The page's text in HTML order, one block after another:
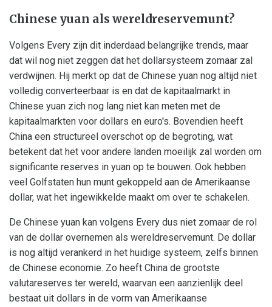
Chinese yuan als wereldreservemunt?
Volgens Every zijn dit inderdaad belangrijke trends, maar
dat wil nog niet zeggen dat het dollarsysteem zomaar zal
verdwijnen. Hij merkt op dat de Chinese yuan nog altijd niet
volledig converteerbaar is en dat de kapitaalmarkt in
Chinese yuan zich nog lang niet kan meten met de
kapitaalmarkten voor dollars en euro's. Bovendien heeft
China een structureel overschot op de begroting, wat
betekent dat het voor andere landen moeilijk zal worden om
significante reserves in yuan op te bouwen. Ook hebben
veel Golfstaten hun munt gekoppeld aan de Amerikaanse
dollar, wat het ingewikkelde maakt om over te schakelen.
De Chinese yuan kan volgens Every dus niet zomaar de rol
van de dollar overnemen als wereldreservemunt. De dollar
is nog altijd verankerd in het huidige systeem, zelfs binnen
de Chinese economie. Zo heeft China de grootste
valutareserves ter wereld, waarvan een aanzienlijk deel
bestaat uit dollars in de vorm van Amerikaanse